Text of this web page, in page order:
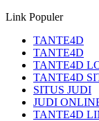
Link Populer
TANTE4D
TANTE4D
TANTE4D
TANTE4D
SITUS JUDI
JUDI
TANTE4D